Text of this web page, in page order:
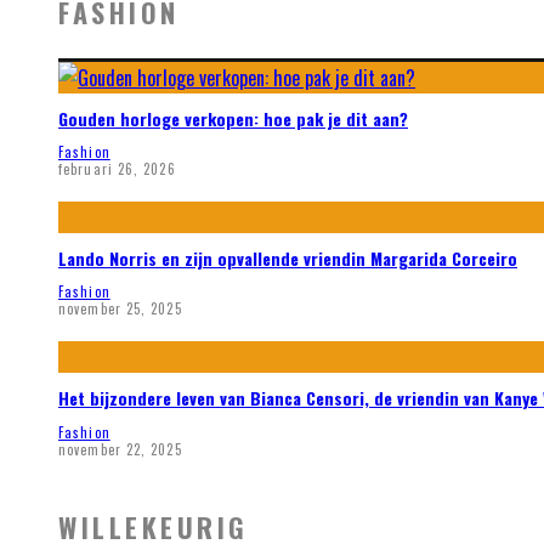
FASHION
Gouden horloge verkopen: hoe pak je dit aan?
Fashion
februari 26, 2026
Lando Norris en zijn opvallende vriendin Margarida Corceiro
Fashion
november 25, 2025
Het bijzondere leven van Bianca Censori, de vriendin van Kanye
Fashion
november 22, 2025
WILLEKEURIG